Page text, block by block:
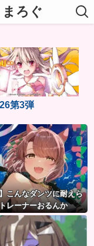
ろぐ
第3弾
こんなダンツに耐えら
レーナーおるんか